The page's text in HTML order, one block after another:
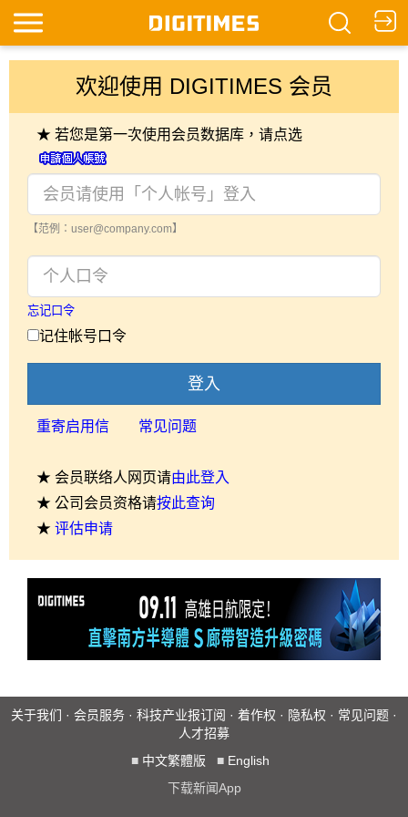
欢迎使用 DIGITIMES 会员
★ 若您是第一次使用会员数据库，请点选
【范例：user@company.com】
忘记口令
记住帐号口令
登入
重寄启用信 常见问题
★ 会员联络人网页请由此登入
★ 公司会员资格请按此查询
★ 评估申请
关于我们 · 会员服务 · 科技产业报订阅 · 着作权 · 隐私权 · 常见问题 ·
人才招募
■ 中文繁體版 ■ English
下载新闻App